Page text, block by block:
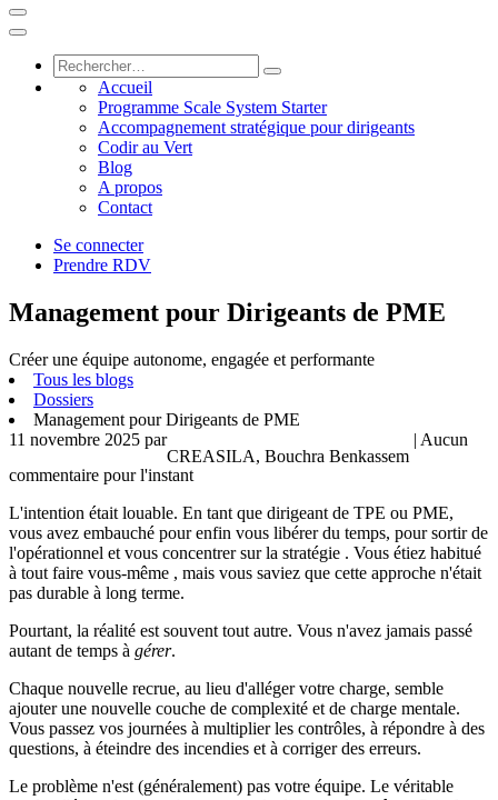
Accueil
Programme Scale System Starter
Accompagnement stratégique pour dirigeants
Codir au Vert
Blog
A propos
Contact
Se connecter
Prendre RDV
Management pour Dirigeants de PME
Créer une équipe autonome, engagée et performante
Tous les blogs
Dossiers
Management pour Dirigeants de PME
11 novembre 2025 par
CREASILA, Bouchra Benkassem
| Aucun
commentaire pour l'instant
L'intention était louable. En tant que dirigeant de TPE ou PME,
vous avez embauché pour enfin vous libérer du temps, pour sortir de
l'opérationnel et vous concentrer sur la stratégie . Vous étiez habitué
à tout faire vous-même , mais vous saviez que cette approche n'était
pas durable à long terme.
Pourtant, la réalité est souvent tout autre. Vous n'avez jamais passé
autant de temps à gérer.
Chaque nouvelle recrue, au lieu d'alléger votre charge, semble
ajouter une nouvelle couche de complexité et de charge mentale.
Vous passez vos journées à multiplier les contrôles, à répondre à des
questions, à éteindre des incendies et à corriger des erreurs.
Le problème n'est (généralement) pas votre équipe. Le véritable